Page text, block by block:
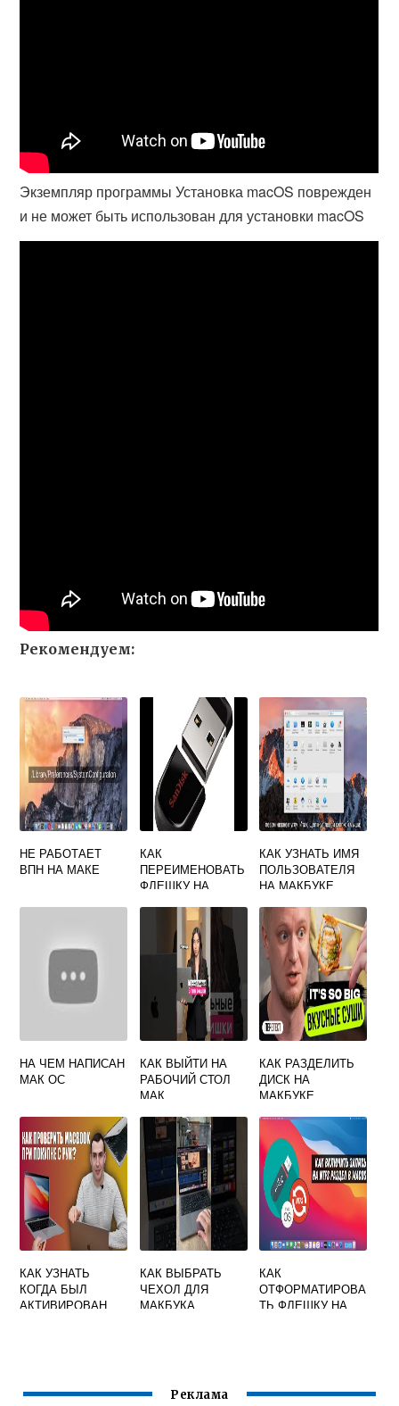
Экземпляр программы Установка macOS поврежден
и не может быть использован для установки macOS
Рекомендуем:
НЕ РАБОТАЕТ
ВПН НА МАКЕ
КАК
ПЕРЕИМЕНОВАТЬ
ФЛЕШКУ НА
КАК УЗНАТЬ ИМЯ
ПОЛЬЗОВАТЕЛЯ
НА МАКБУКЕ
НА ЧЕМ НАПИСАН
МАК ОС
КАК ВЫЙТИ НА
РАБОЧИЙ СТОЛ
МАК
КАК РАЗДЕЛИТЬ
ДИСК НА
МАКБУКЕ
КАК УЗНАТЬ
КОГДА БЫЛ
АКТИВИРОВАН
КАК ВЫБРАТЬ
ЧЕХОЛ ДЛЯ
МАКБУКА
КАК
ОТФОРМАТИРОВА
ТЬ ФЛЕШКУ НА
Реклама